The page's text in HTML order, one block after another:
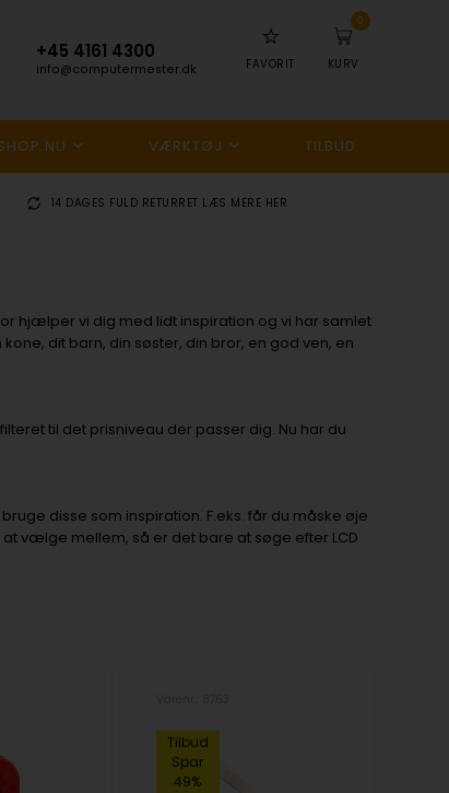
+45 4161 4300
info@computermester.dk FAVORIT
0
KURV
VÆRKTØJ TILBUD
14 DAGES FULD RETURRET LÆS MERE HER
hjælper vi dig med lidt inspiration og vi har samlet
dit barn, din søster, din bror, en god ven, en
til det prisniveau der passer dig. Nu har du
disse som inspiration. F.eks. får du måske øje
vælge mellem, så er det bare at søge efter LCD
Tilbud
Spar
49%